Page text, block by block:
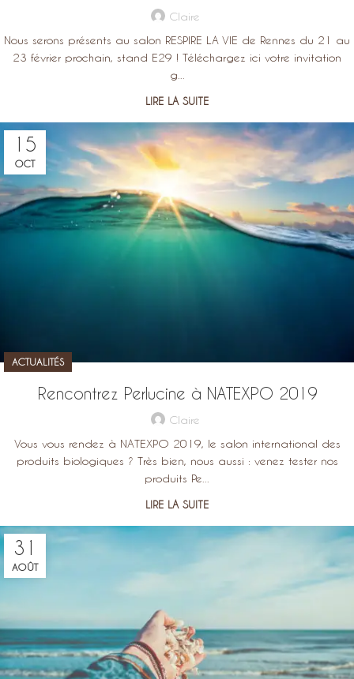
Claire
Nous serons présents au salon RESPIRE LA VIE de Rennes du 21 au
23 février prochain, stand E29 ! Téléchargez ici votre invitation
g...
LIRE LA SUITE
15
OCT
ACTUALITÉS
Rencontrez Perlucine à NATEXPO 2019
Claire
Vous vous rendez à NATEXPO 2019, le salon international des
produits biologiques ? Très bien, nous aussi : venez tester nos
produits Pe...
LIRE LA SUITE
31
AOÛT